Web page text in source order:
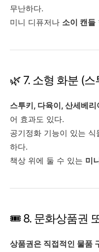
무난하다.
미니 디퓨저나 소이 캔들
🌿 7. 소형 화분 (
스투키, 다육이, 산세베
어 효과도 있다.
공기정화 기능이 있는
하다.
책상 위에 둘 수 있는 미
🎟️ 8. 문화상품권
상품권은 직접적인 물품